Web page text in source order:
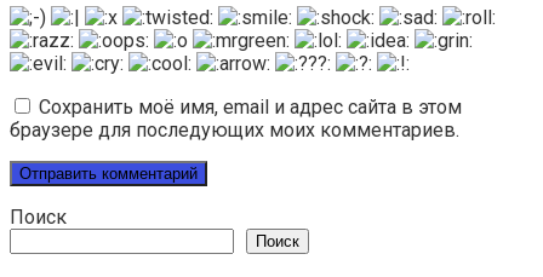
Сохранить моё имя, email и адрес сайта в этом
браузере для последующих моих комментариев.
Поиск
Поиск